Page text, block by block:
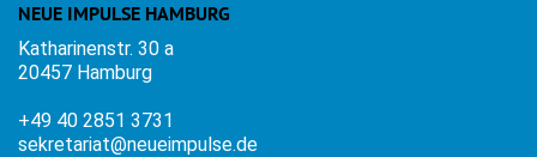
NEUE IMPULSE HAMBURG
Katharinenstr. 30 a
20457 Hamburg
+49 40 2851 3731
sekretariat@neueimpulse.de